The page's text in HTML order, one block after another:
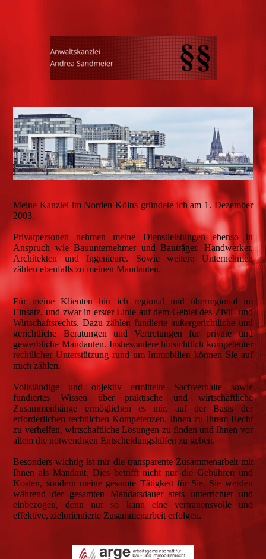
Meine Kanzlei im Norden Kölns gründete ich am 1. Dezember
2003.
Privatpersonen nehmen meine Dienstleistungen ebenso in
Anspruch wie Bauunternehmer und Bauträger, Handwerker,
Architekten und Ingenieure. Sowie weitere Unternehmen
zählen ebenfalls zu meinen Mandanten.
Für meine Klienten bin ich regional und überregional im
Einsatz, und zwar in erster Linie auf dem Gebiet des Zivil- und
Wirtschaftsrechts. Dazu zählen fundierte außergerichtliche und
gerichtliche Beratungen und Vertretungen für private und
gewerbliche Mandanten. Insbesondere hinsichtlich kompetenter
rechtlicher Unterstützung rund um Immobilien können Sie auf
mich zählen.
Vollständige und objektiv ermittelte Sachverhalte sowie
fundiertes Wissen über praktische und wirtschaftliche
Zusammenhänge ermöglichen es mir, auf der Basis der
erforderlichen rechtlichen Kompetenzen, Ihnen zu Ihrem Recht
zu verhelfen, wirtschaftliche Lösungen zu finden und Ihnen vor
allem die notwendigen Entscheidungshilfen zu geben.
Besonders wichtig ist mir die transparente Zusammenarbeit mit
Ihnen als Mandant. Dies betrifft nicht nur die Gebühren und
Kosten, sondern meine gesamte Tätigkeit für Sie. Sie werden
während der gesamten Mandatsdauer stets unterrichtet und
einbezogen, denn nur so kann eine vertrauensvolle und
effektive, zielorientierte Zusammenarbeit erfolgen.